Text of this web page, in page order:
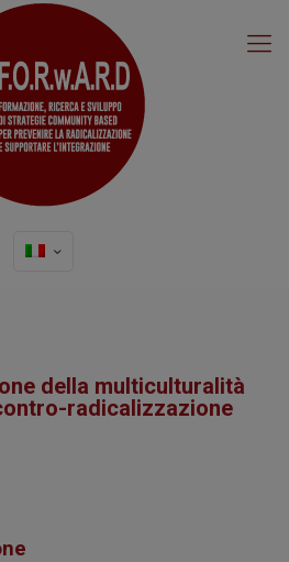
della multiculturalità
radicalizzazione